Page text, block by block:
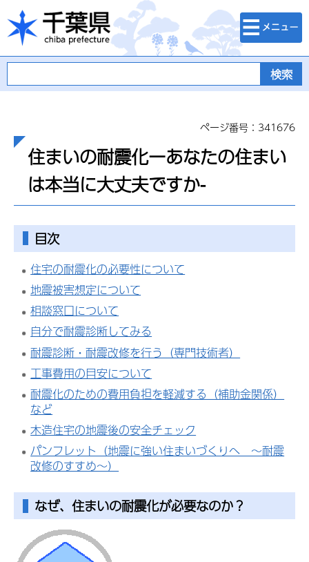
千葉県
検索・メニュ
ー
ページ番号：341676
住まいの耐震化ーあなたの住まい
は本当に大丈夫ですか-
目次
住宅の耐震化の必要性について
地震被害想定について
相談窓口について
自分で耐震診断してみる
耐震診断・耐震改修を行う（専門技術者）
工事費用の目安について
耐震化のための費用負担を軽減する（補助金関係）
など
木造住宅の地震後の安全チェック
パンフレット（地震に強い住まいづくりへ ～耐震
改修のすすめ～）
なぜ、住まいの耐震化が必要なのか？